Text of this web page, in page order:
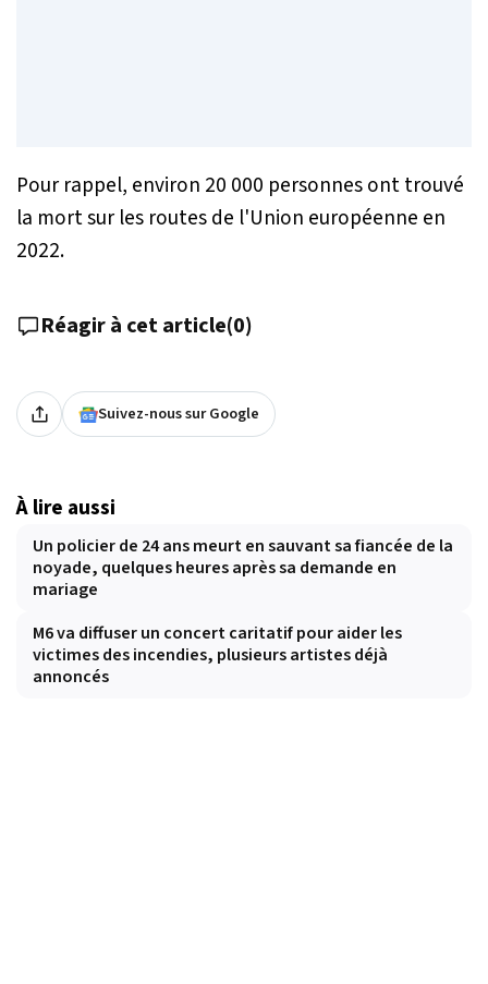
Pour rappel, environ 20 000 personnes ont trouvé
la mort sur les routes de l'Union européenne en
2022.
Réagir à cet article(0)
Suivez-nous sur Google
À lire aussi
Un policier de 24 ans meurt en sauvant sa fiancée de la
noyade, quelques heures après sa demande en
mariage
M6 va diffuser un concert caritatif pour aider les
victimes des incendies, plusieurs artistes déjà
annoncés